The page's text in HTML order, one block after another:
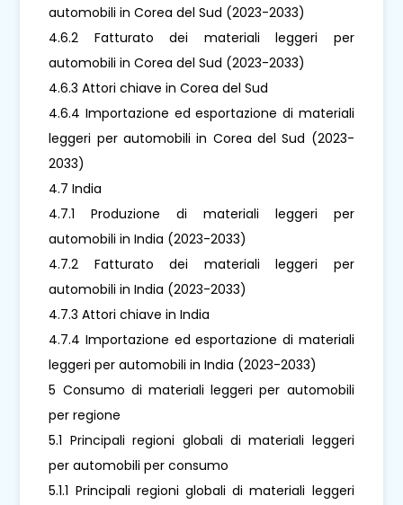
automobili in Corea del Sud (2023-2033)
4.6.2 Fatturato dei materiali leggeri per
automobili in Corea del Sud (2023-2033)
4.6.3 Attori chiave in Corea del Sud
4.6.4 Importazione ed esportazione di materiali
leggeri per automobili in Corea del Sud (2023-
2033)
4.7 India
4.7.1 Produzione di materiali leggeri per
automobili in India (2023-2033)
4.7.2 Fatturato dei materiali leggeri per
automobili in India (2023-2033)
4.7.3 Attori chiave in India
4.7.4 Importazione ed esportazione di materiali
leggeri per automobili in India (2023-2033)
5 Consumo di materiali leggeri per automobili
per regione
5.1 Principali regioni globali di materiali leggeri
per automobili per consumo
5.1.1 Principali regioni globali di materiali leggeri